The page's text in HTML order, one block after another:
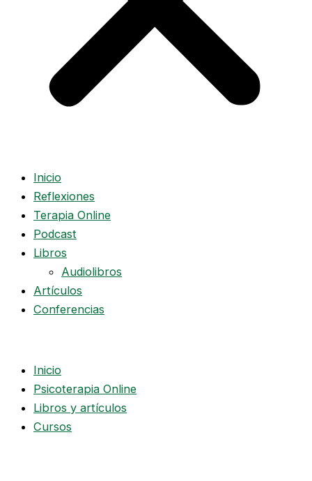
Inicio
Reflexiones
Terapia Online
Podcast
Libros
Audiolibros
Artículos
Conferencias
Inicio
Psicoterapia Online
Libros y artículos
Cursos